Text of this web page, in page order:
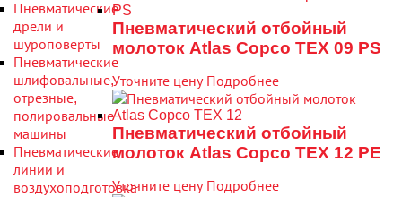
Пневматические
дрели и
шуроповерты
Пневматические
шлифовальные,
отрезные,
полировальные
машины
Пневматические
линии и
воздухоподготовка
Пневматический отбойный
молоток Atlas Copco TEX 09 PS
Уточните цену Подробнее
Пневматический отбойный
молоток Atlas Copco TEX 12 PE
Уточните цену Подробнее